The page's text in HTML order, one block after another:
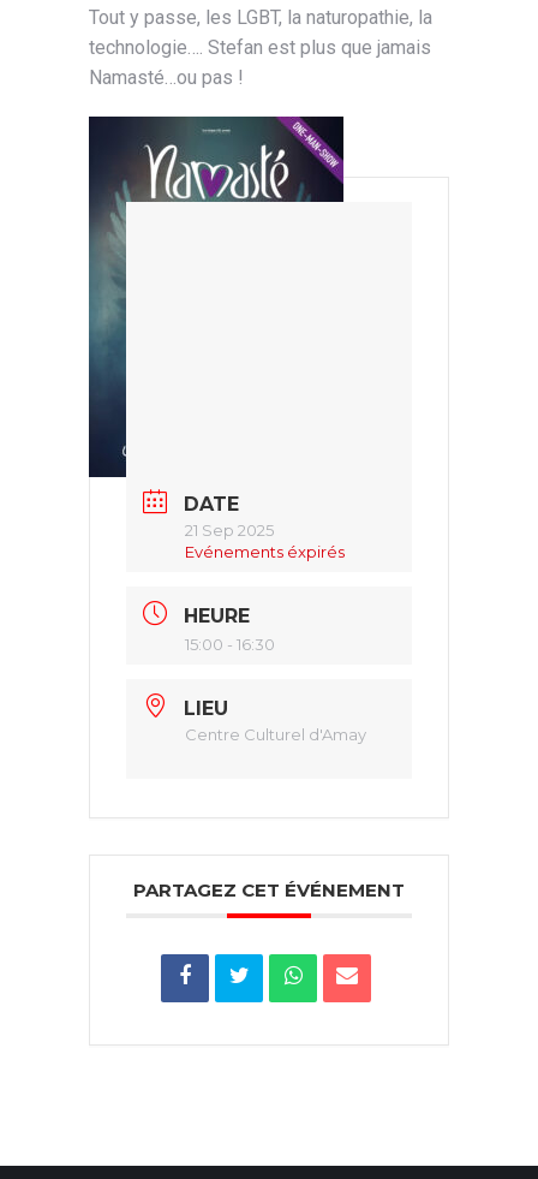
Tout y passe, les LGBT, la naturopathie, la
technologie…. Stefan est plus que jamais
Namasté…ou pas !
DATE
21 Sep 2025
Evénements éxpirés
HEURE
15:00 - 16:30
LIEU
Centre Culturel d'Amay
PARTAGEZ CET ÉVÉNEMENT